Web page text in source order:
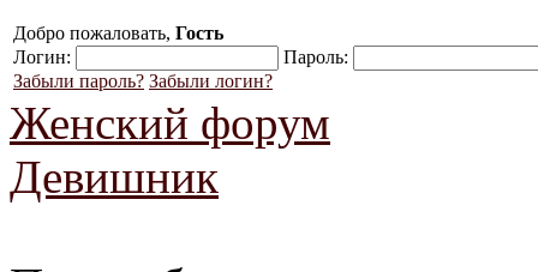
Добро пожаловать, Гость
Логин:
Пароль:
Забыли пароль? Забыли логин?
Женский форум
Девишник